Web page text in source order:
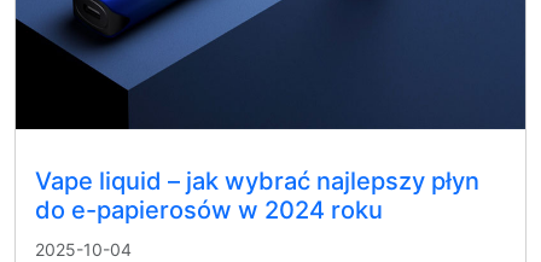
Vape liquid – jak wybrać najlepszy płyn
do e-papierosów w 2024 roku
2025-10-04